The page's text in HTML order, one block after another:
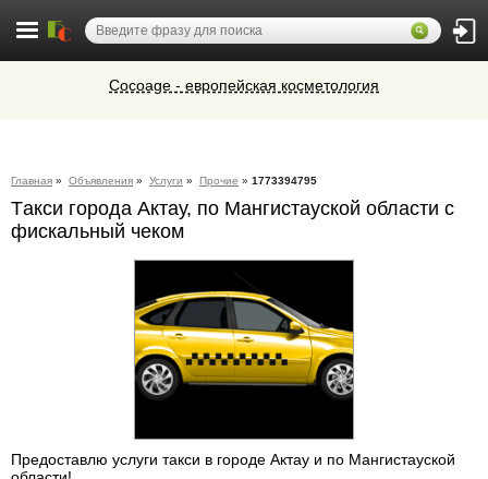
Алюминиевые окна, витражи,
фасадное остекление,
Cocoage - европейская косметология
предлагает большой выбор
ветеринарных препаратов и товаров
Главная » Объявления » Услуги » Прочие » 1773394795
Tакси города Актау, по Мангистауской области с
фискальный чеком
Предоставлю услуги такси в городе Актау и по Мангистауской